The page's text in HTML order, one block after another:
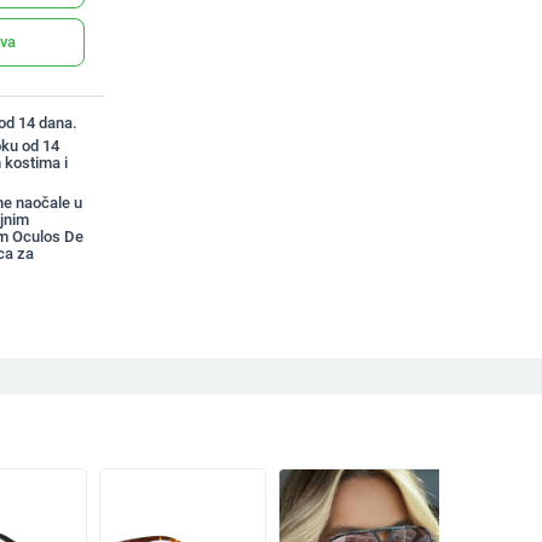
14 dana.
od 14
kostima i
naočale u
Oculos De
za